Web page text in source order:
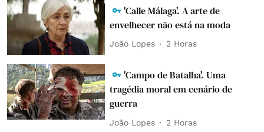
'Calle Málaga'. A arte de
envelhecer não está na moda
João Lopes 2 Horas
'Campo de Batalha'. Uma
tragédia moral em cenário de
guerra
João Lopes 2 Horas